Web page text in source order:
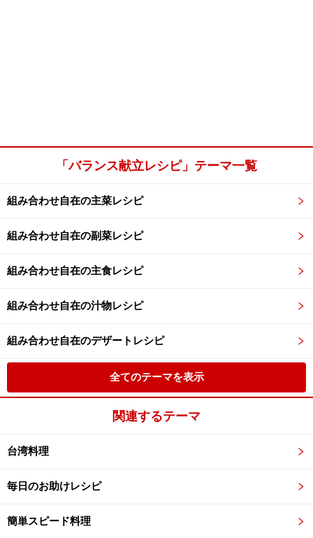
「バランス献立レシピ」テーマ一覧
組み合わせ自在の主菜レシピ
組み合わせ自在の副菜レシピ
組み合わせ自在の主食レシピ
組み合わせ自在の汁物レシピ
組み合わせ自在のデザートレシピ
全てのテーマを表示
関連するテーマ
台湾料理
毎日のお助けレシピ
簡単スピード料理